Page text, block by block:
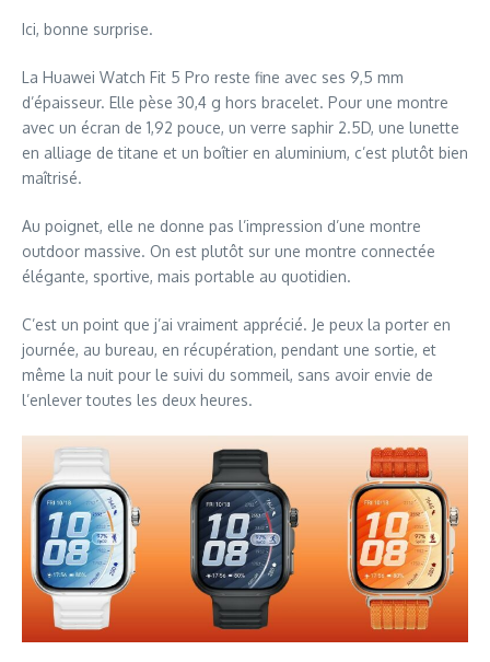
Ici, bonne surprise.
La Huawei Watch Fit 5 Pro reste fine avec ses 9,5 mm
d’épaisseur. Elle pèse 30,4 g hors bracelet. Pour une montre
avec un écran de 1,92 pouce, un verre saphir 2.5D, une lunette
en alliage de titane et un boîtier en aluminium, c’est plutôt bien
maîtrisé.
Au poignet, elle ne donne pas l’impression d’une montre
outdoor massive. On est plutôt sur une montre connectée
élégante, sportive, mais portable au quotidien.
C’est un point que j’ai vraiment apprécié. Je peux la porter en
journée, au bureau, en récupération, pendant une sortie, et
même la nuit pour le suivi du sommeil, sans avoir envie de
l’enlever toutes les deux heures.